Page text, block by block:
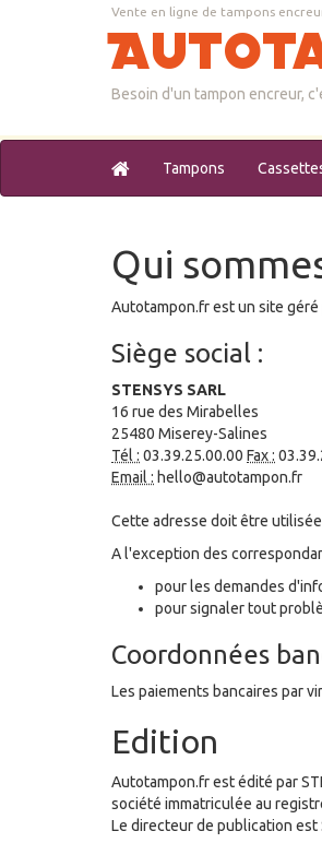
Vente en ligne de tampons
Besoin d'un tampon encreur,
Tampons
Qui
Autotampon.fr est un site géré
Siège social :
STENSYS SARL
16 rue des Mirabelles
25480 Miserey-Salines
Tél : 03.39.25.00.00 Fax :
Email : hello@autotampon.fr
Cette adresse doit être
A l'exception des
pour les demandes
pour signaler tout
Coordonnées
Les paiements bancaires par
Edition
Autotampon.fr est édité par
société immatriculée au
Le directeur de publication est